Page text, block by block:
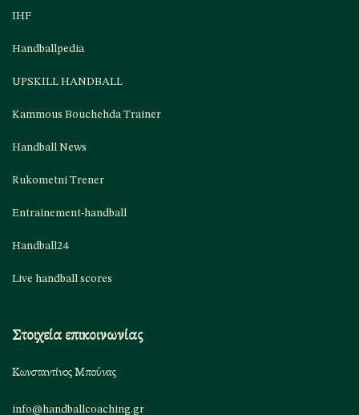
IHF
Handballpedia
UPSKILL HANDBALL
Kammous Bouchehda Trainer
Handball News
Rukometni Trener
Entrainement-handball
Handball24
Live handball scores
Στοιχεία επικοινωνίας
Κωνσταντίνος Μπούνας
info@handballcoaching.gr